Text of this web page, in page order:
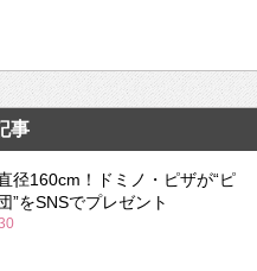
事
径160cm！ドミノ・ピザが“ピ
”をSNSでプレゼント